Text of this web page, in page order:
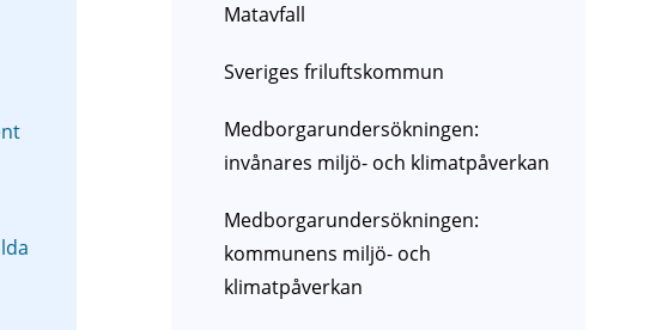
Matavfall
Sveriges friluftskommun
Medborgarundersökningen:
invånares miljö- och klimatpåverkan
Medborgarundersökningen:
kommunens miljö- och
klimatpåverkan